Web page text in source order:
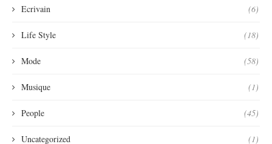
Ecrivain (6)
Life Style (18)
Mode (58)
Musique (1)
People (45)
Uncategorized (1)